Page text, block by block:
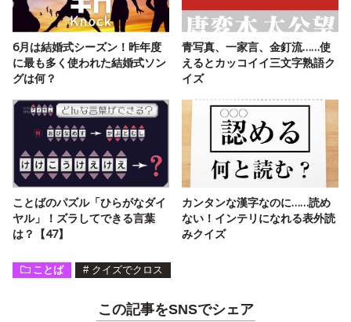
6月は結婚式シーズン！昨年度
に最も多く使われた結婚式ソン
グは何？
青写真、一家言、金釘流……使
えるとカッコイイ三文字熟語ク
イズ
ことばのパズル「ひらがなダイ
ヤル」！ズラしてできる言葉
は？【47】
カンタンな漢字なのに……読め
ない！インテリになれる表外読
みクイズ
ことば # クイズでクロス
この記事をSNSでシェア